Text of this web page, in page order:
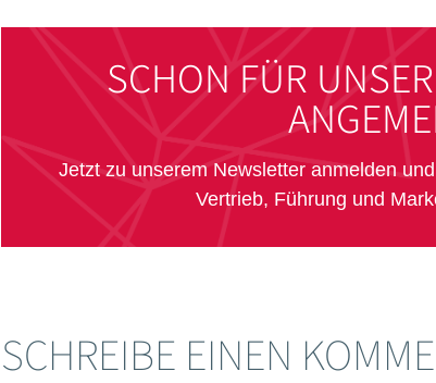
SCHON FÜR
Jetzt zu unserem Newsletter anmelden
Vertrieb, Führung und
SCHREIBE EINEN